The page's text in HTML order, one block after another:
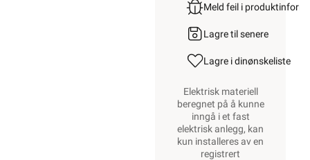
Meld feil i
Lagre til senere
Lagre i dinønskeliste
Elektrisk materiell
beregnet på å kunne
inngå i et fast
elektrisk anlegg, kan
kun installeres av en
registrert